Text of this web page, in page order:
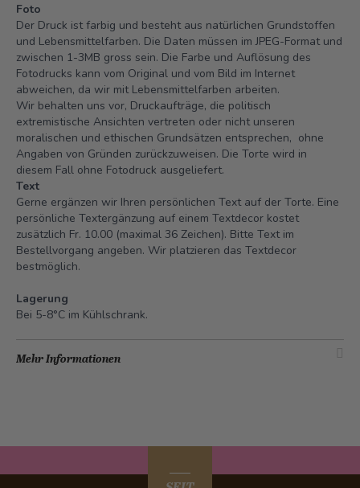
Foto
Der Druck ist farbig und besteht aus natürlichen Grundstoffen
und Lebensmittelfarben. Die Daten müssen im JPEG-Format und
zwischen 1-3MB gross sein. Die Farbe und Auflösung des
Fotodrucks kann vom Original und vom Bild im Internet
abweichen, da wir mit Lebensmittelfarben arbeiten.
Wir behalten uns vor, Druckaufträge, die politisch
extremistische Ansichten vertreten oder nicht unseren
moralischen und ethischen Grundsätzen entsprechen, ohne
Angaben von Gründen zurückzuweisen. Die Torte wird in
diesem Fall ohne Fotodruck ausgeliefert.
Text
Gerne ergänzen wir Ihren persönlichen Text auf der Torte. Eine
persönliche Textergänzung auf einem Textdecor kostet
zusätzlich Fr. 10.00 (maximal 36 Zeichen). Bitte Text im
Bestellvorgang angeben. Wir platzieren das Textdecor
bestmöglich.
Lagerung
Bei 5-8°C im Kühlschrank.
Mehr Informationen